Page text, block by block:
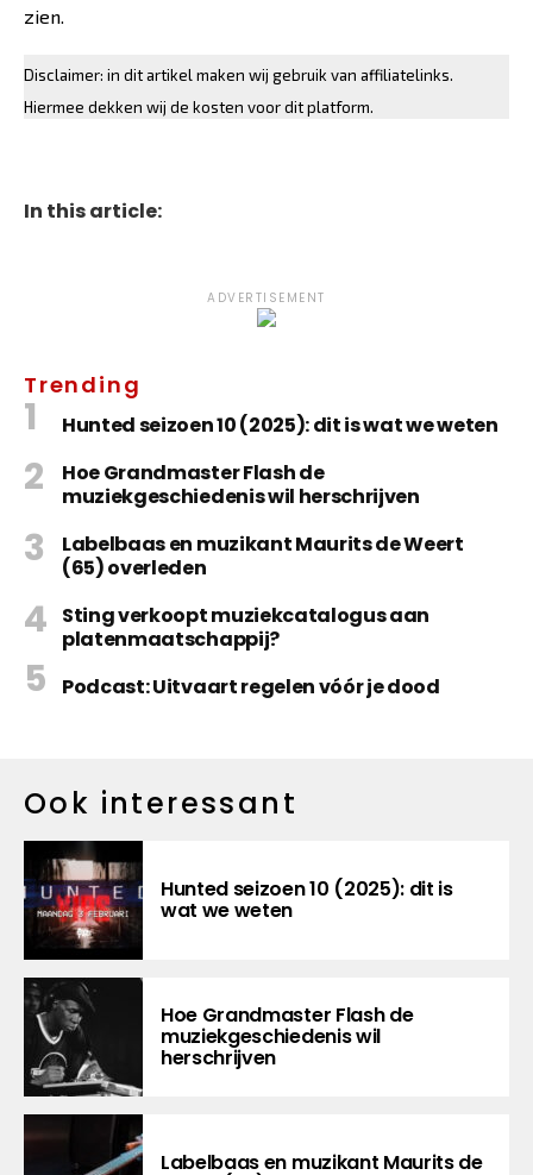
zien.
Disclaimer: in dit artikel maken wij gebruik van affiliatelinks.
Hiermee dekken wij de kosten voor dit platform.
In this article:
ADVERTISEMENT
Trending
Hunted seizoen 10 (2025): dit is wat we weten
Hoe Grandmaster Flash de
muziekgeschiedenis wil herschrijven
Labelbaas en muzikant Maurits de Weert
(65) overleden
Sting verkoopt muziekcatalogus aan
platenmaatschappij?
Podcast: Uitvaart regelen vóór je dood
Ook interessant
Hunted seizoen 10 (2025): dit is
wat we weten
Hoe Grandmaster Flash de
muziekgeschiedenis wil
herschrijven
Labelbaas en muzikant Maurits de